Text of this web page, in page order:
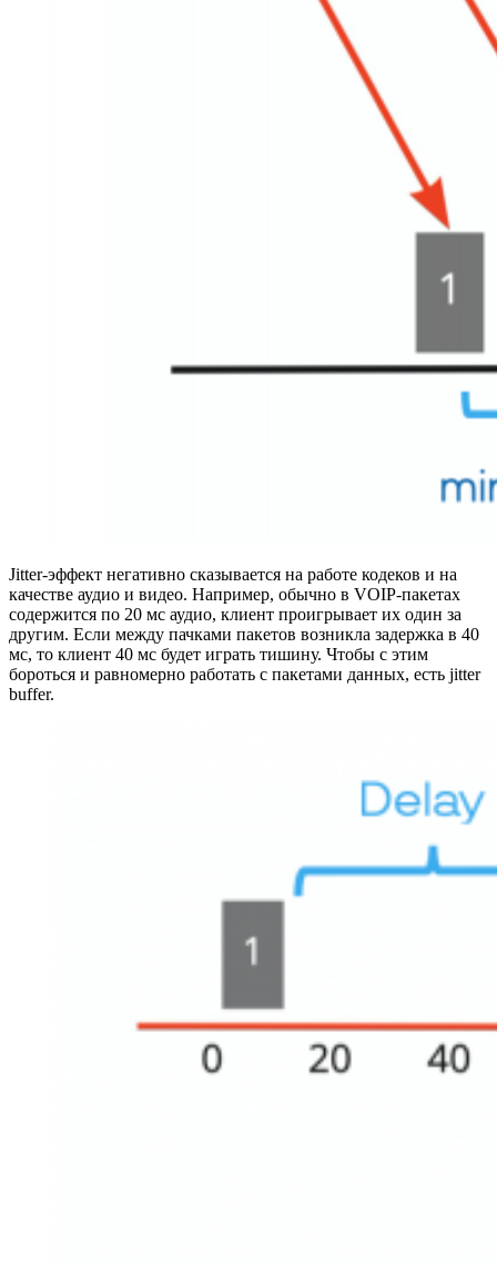
Jitter-эффект негативно сказывается на работе кодеков и на
качестве аудио и видео. Например, обычно в VOIP-пакетах
содержится по 20 мс аудио, клиент проигрывает их один за
другим. Если между пачками пакетов возникла задержка в 40
мс, то клиент 40 мс будет играть тишину. Чтобы с этим
бороться и равномерно работать с пакетами данных, есть jitter
buffer.